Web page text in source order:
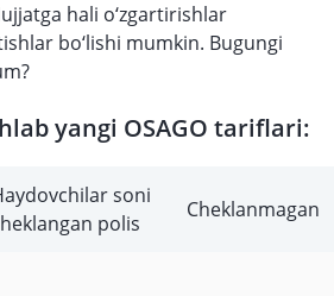
hali o‘zgartirishlar
bo‘lishi mumkin. Bugungi
yangi OSAGO tariflari:
soni
polis
Cheklanmagan